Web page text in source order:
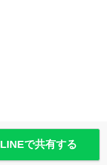
LINEで共有する